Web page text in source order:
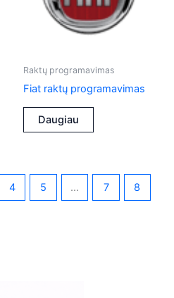
Raktų programavimas
Fiat raktų programavimas
Daugiau
4 5 … 7 8